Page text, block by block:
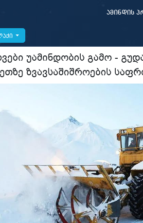
ამინდის
უამინდობის გამო -
ზვავსაშიშროების